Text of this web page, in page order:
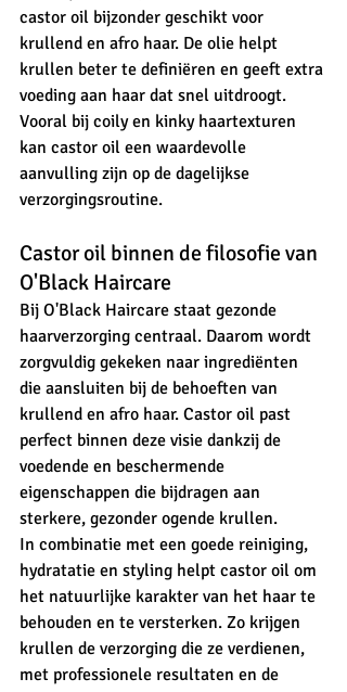
castor oil bijzonder geschikt voor
krullend en afro haar. De olie helpt
krullen beter te definiëren en geeft extra
voeding aan haar dat snel uitdroogt.
Vooral bij coily en kinky haartexturen
kan castor oil een waardevolle
aanvulling zijn op de dagelijkse
verzorgingsroutine.
Castor oil binnen de filosofie van
O'Black Haircare
Bij O'Black Haircare staat gezonde
haarverzorging centraal. Daarom wordt
zorgvuldig gekeken naar ingrediënten
die aansluiten bij de behoeften van
krullend en afro haar. Castor oil past
perfect binnen deze visie dankzij de
voedende en beschermende
eigenschappen die bijdragen aan
sterkere, gezonder ogende krullen.
In combinatie met een goede reiniging,
hydratatie en styling helpt castor oil om
het natuurlijke karakter van het haar te
behouden en te versterken. Zo krijgen
krullen de verzorging die ze verdienen,
met professionele resultaten en de